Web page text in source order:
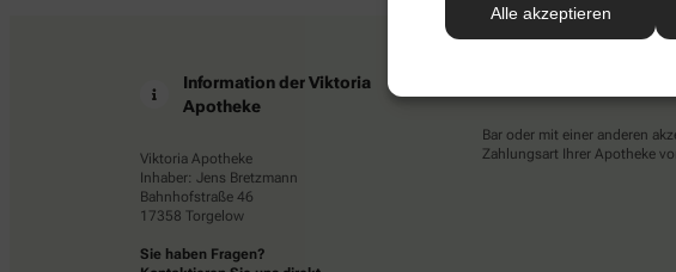
Alle akzeptieren
Information der Viktoria
Apotheke
Viktoria Apotheke
Inhaber: Jens Bretzmann
Bahnhofstraße 46
17358 Torgelow
Sie haben Fragen?
Bar oder mit einer anderen
Zahlungsart Ihrer Apotheke